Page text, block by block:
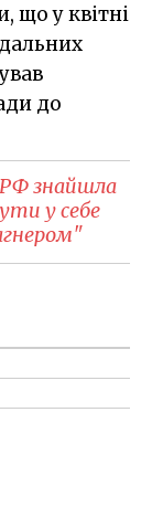
що у квітні
до
знайшла
у себе